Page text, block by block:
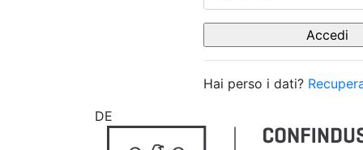
Hai perso i dati?
DE